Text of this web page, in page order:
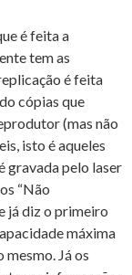
é feita a
tem as
é feita
cópias que
(mas não
isto é aqueles
gravada pelo laser
“Não
já diz o primeiro
máxima
Já os